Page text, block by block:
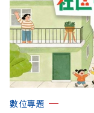
數位專題